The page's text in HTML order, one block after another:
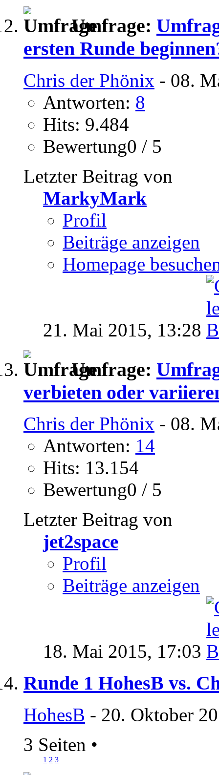
Umfrage:
ersten Runde
Chris der Phönix - 08.
Antworten: 8
Hits: 9.484
Bewertung0 / 5
Letzter Beitrag von
MarkyMark
Profil
Beiträge anzeigen
Homepage
21. Mai 2015, 13:28
Umfrage:
verbieten oder
Chris der Phönix - 08.
Antworten: 14
Hits: 13.154
Bewertung0 / 5
Letzter Beitrag von
jet2space
Profil
Beiträge anzeigen
18. Mai 2015, 17:03
Runde 1 HohesB vs.
HohesB - 20. Oktober
3 Seiten •
1 2 3